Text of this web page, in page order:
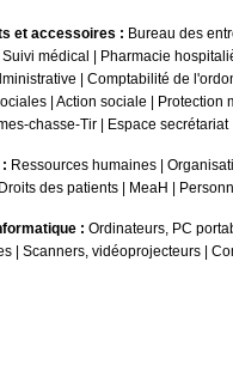
et accessoires : Bureau des
Suivi médical Pharmacie
Comptabilité de
Action sociale Protection
chasse-Tir
Espace secrétariat
Ressources humaines
Droits des patients MeaH
: Ordinateurs, PC
Scanners, vidéoprojecteurs